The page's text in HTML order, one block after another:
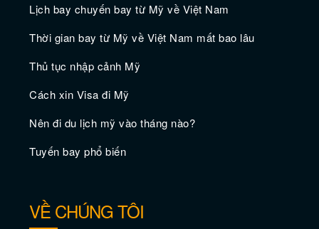
Khám phá Los Angeles vào tháng 11
Lịch bay chuyến bay từ Mỹ về Việt Nam
Thời gian bay từ Mỹ về Việt Nam mất bao lâu
Thủ tục nhập cảnh Mỹ
Cách xin Visa đi Mỹ
Nên đi du lịch mỹ vào tháng nào?
Tuyến bay phổ biến
VỀ CHÚNG TÔI